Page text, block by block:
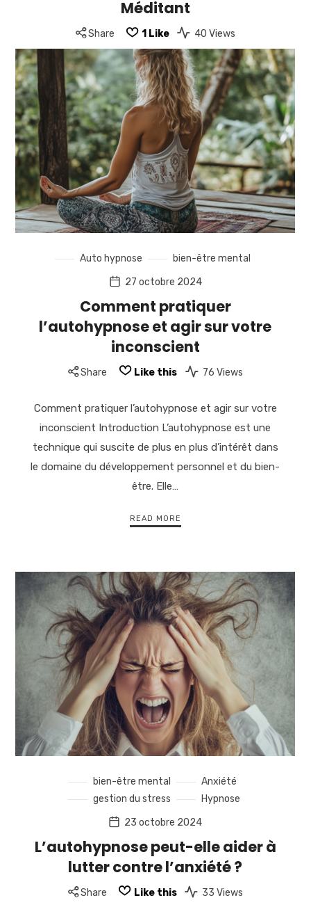
Méditant
Share 1 Like 40 Views
Méditant : Le guide complet pour développer une
pratique de méditation Les méditants sont des
personnes qui intègrent la méditation dans leur vie
quotidienne pour cultiver la paix intérieure, renforcer…
READ MORE
Auto hypnose
bien-être mental
27 octobre 2024
Comment pratiquer
l’autohypnose et agir sur votre
inconscient
Share Like this 76 Views
Comment pratiquer l’autohypnose et agir sur votre
inconscient Introduction L’autohypnose est une
technique qui suscite de plus en plus d’intérêt dans
le domaine du développement personnel et du bien-
être. Elle…
READ MORE
bien-être mental
Anxiété
gestion du stress
Hypnose
23 octobre 2024
L’autohypnose peut-elle aider à
lutter contre l’anxiété ?
Share Like this 33 Views